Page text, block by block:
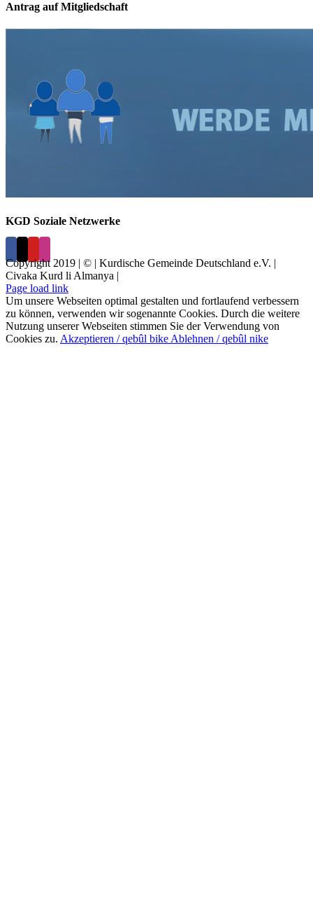
Antrag auf Mitgliedschaft
KGD Soziale Netzwerke
Copyright 2019 | © | Kurdische Gemeinde Deutschland e.V. |
Civaka Kurd li Almanya |
Page load link
Um unsere Webseiten optimal gestalten und fortlaufend verbessern
zu können, verwenden wir sogenannte Cookies. Durch die weitere
Nutzung unserer Webseiten stimmen Sie der Verwendung von
Cookies zu. Akzeptieren / qebûl bike Ablehnen / qebûl nike